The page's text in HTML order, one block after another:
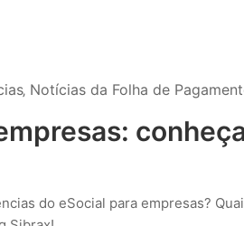
‚ Notícias da Folha de
do eSocial para empresas?